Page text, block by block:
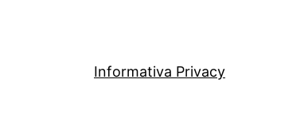
Informativa Privacy